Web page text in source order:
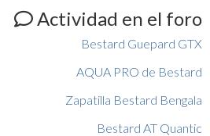
Actividad en el foro
Bestard Guepard GTX
AQUA PRO de Bestard
Zapatilla Bestard Bengala
Bestard AT Quantic